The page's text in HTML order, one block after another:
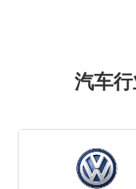
汽车